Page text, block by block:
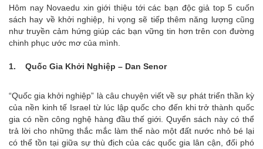
Hôm nay Novaedu xin giới thiệu tới các bạn độc giả top 5 cuốn
sách hay về khởi nghiệp, hi vọng sẽ tiếp thêm năng lượng cũng
như truyền cảm hứng giúp các bạn vững tin hơn trên con đường
chinh phục ước mơ của mình.
1. Quốc Gia Khởi Nghiệp – Dan Senor
“Quốc gia khởi nghiệp” là câu chuyện viết về sự phát triển thần kỳ
của nền kinh tế Israel từ lúc lập quốc cho đến khi trở thành quốc
gia có nền công nghệ hàng đầu thế giới. Quyển sách này có thể
trả lời cho những thắc mắc làm thế nào một đất nước nhỏ bé lại
có thể tồn tại giữa sự thù địch của các quốc gia lân cận, đối phó